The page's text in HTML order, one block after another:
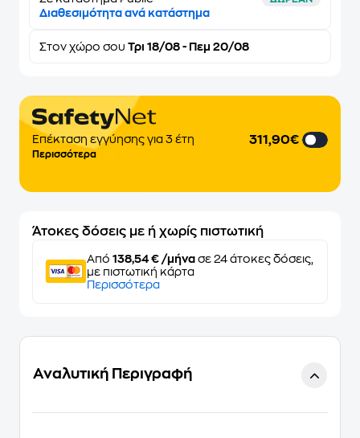
Διαθεσιμότητα ανά κατάστημα
Στον χώρο σου Τρι 18/08 - Πεμ 20/08
Επέκταση εγγύησης για 3 έτη
Περισσότερα
311,90€
Άτοκες δόσεις με ή χωρίς πιστωτική
Από 138,54 € /μήνα σε 24 άτοκες δόσεις,
με πιστωτική κάρτα
Περισσότερα
Αναλυτική Περιγραφή